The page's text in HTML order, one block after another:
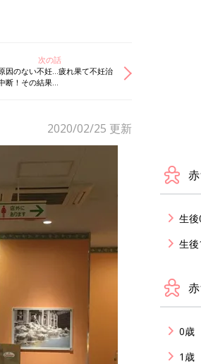
次の話
因のない不妊…疲れ果て不妊治
断！その結果…
2020/02/25 更新
生
生後
0歳
1歳